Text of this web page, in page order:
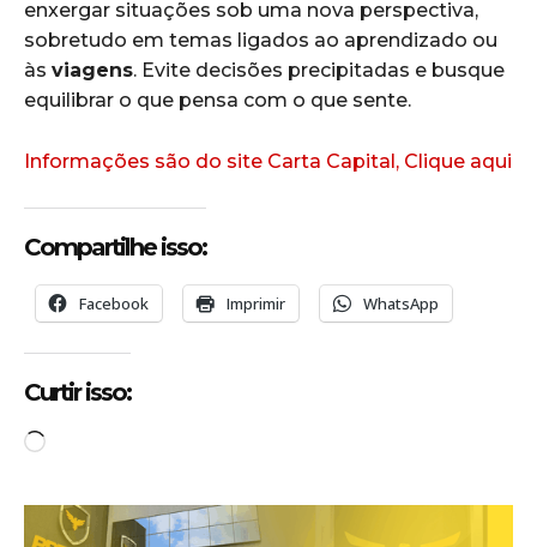
enxergar situações sob uma nova perspectiva,
sobretudo em temas ligados ao aprendizado ou
às viagens. Evite decisões precipitadas e busque
equilibrar o que pensa com o que sente.
Informações são do site Carta Capital, Clique aqui
Compartilhe isso:
Facebook Imprimir WhatsApp
Curtir isso:
C
r
r